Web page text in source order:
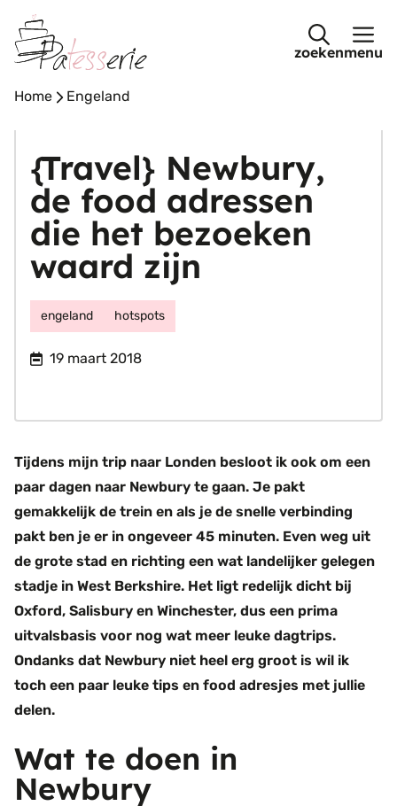
naar
de
menu
Home - Engeland
{Travel} Newbury,
de food adressen
die het bezoeken
waard zijn
engeland hotspots
19 maart 2018
Tijdens mijn trip naar Londen besloot ik ook om een
paar dagen naar Newbury te gaan. Je pakt
gemakkelijk de trein en als je de snelle verbinding
pakt ben je er in ongeveer 45 minuten. Even weg uit
de grote stad en richting een wat landelijker gelegen
stadje in West Berkshire. Het ligt redelijk dicht bij
Oxford, Salisbury en Winchester, dus een prima
uitvalsbasis voor nog wat meer leuke dagtrips.
Ondanks dat Newbury niet heel erg groot is wil ik
toch een paar leuke tips en food adresjes met jullie
delen.
Wat te doen in
Newbury